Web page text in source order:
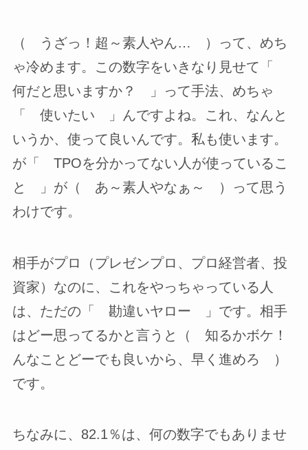
（ うざっ！超～素人やん… ）って、めち
ゃ冷めます。この数字をいきなり見せて「
何だと思いますか？ 」って手法、めちゃ
「 使いたい 」んですよね。これ、なんと
いうか、使って良いんです。私も使います。
が「 TPOを分かってない人が使っているこ
と 」が（ あ～素人やなぁ～ ）って思う
わけです。
相手がプロ（プレゼンプロ、プロ経営者、投
資家）なのに、これをやっちゃっている人
は、ただの「 勘違いヤロー 」です。相手
はどー思ってるかと言うと（ 知るかボケ！
んなことどーでも良いから、早く進めろ ）
です。
ちなみに、82.1％は、何の数字でもありませ